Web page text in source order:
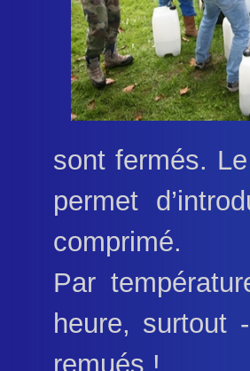
sont fermés.
permet
comprimé.
Par
heure, surtout
remués !